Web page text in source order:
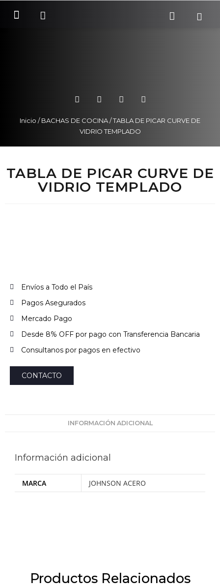
Inicio /BACHAS DE COCINA/ TABLA DE PICAR CURVE DE
VIDRIO TEMPLADO
TABLA DE PICAR CURVE DE
VIDRIO TEMPLADO
Envíos a Todo el País
Pagos Asegurados
Mercado Pago
Desde 8% OFF por pago con Transferencia Bancaria
Consultanos por pagos en efectivo
CONTACTO
INFORMACIÓN ADICIONAL
Información adicional
MARCA JOHNSON ACERO
Productos Relacionados